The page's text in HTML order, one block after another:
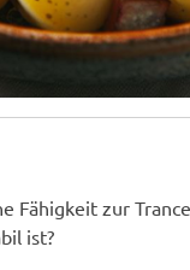
Fähigkeit zur
ist?